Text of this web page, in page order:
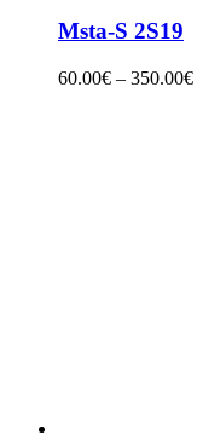
Msta-S 2S19
60.00€ – 350.00€